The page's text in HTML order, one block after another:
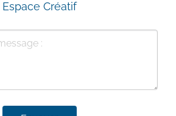
Espace Créatif